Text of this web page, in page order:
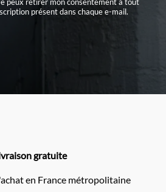
présent dans chaque e-mail.
gratuite
en France métropolitaine